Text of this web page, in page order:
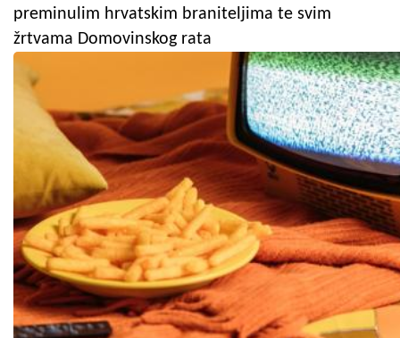
preminulim hrvatskim braniteljima te svim
žrtvama Domovinskog rata